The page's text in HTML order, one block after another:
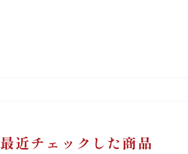
最近チェックした商品